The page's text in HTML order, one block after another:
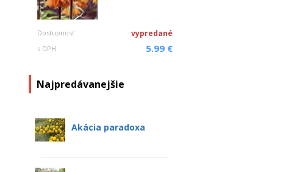
Dostupnosť vypredané
s DPH 5.99 €
Najpredávanejšie
Akácia paradoxa